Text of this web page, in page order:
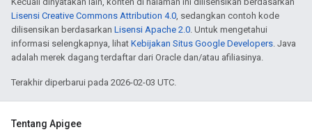
Lisensi Creative Commons Attribution 4.0, sedangkan contoh kode
dilisensikan berdasarkan Lisensi Apache 2.0. Untuk mengetahui
informasi selengkapnya, lihat Kebijakan Situs Google Developers. Java
adalah merek dagang terdaftar dari Oracle dan/atau afiliasinya.
Terakhir diperbarui pada 2026-02-03 UTC.
Tentang Apigee